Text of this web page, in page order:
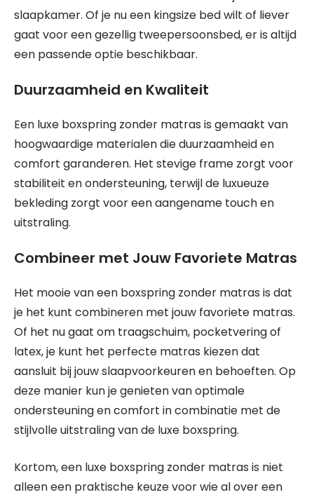
slaapkamer. Of je nu een kingsize bed wilt of liever
gaat voor een gezellig tweepersoonsbed, er is altijd
een passende optie beschikbaar.
Duurzaamheid en Kwaliteit
Een luxe boxspring zonder matras is gemaakt van
hoogwaardige materialen die duurzaamheid en
comfort garanderen. Het stevige frame zorgt voor
stabiliteit en ondersteuning, terwijl de luxueuze
bekleding zorgt voor een aangename touch en
uitstraling.
Combineer met Jouw Favoriete Matras
Het mooie van een boxspring zonder matras is dat
je het kunt combineren met jouw favoriete matras.
Of het nu gaat om traagschuim, pocketvering of
latex, je kunt het perfecte matras kiezen dat
aansluit bij jouw slaapvoorkeuren en behoeften. Op
deze manier kun je genieten van optimale
ondersteuning en comfort in combinatie met de
stijlvolle uitstraling van de luxe boxspring.
Kortom, een luxe boxspring zonder matras is niet
alleen een praktische keuze voor wie al over een